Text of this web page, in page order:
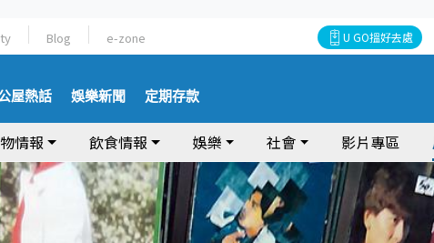
Blog e-zone U GO搵好去處
屋熱話 娛樂新聞 定期存款
情報 飲食情報 娛樂 社會 影片專區